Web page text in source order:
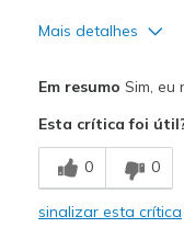
Mais detalhes
Comfortable
Good stability
Em resumo Sim, eu
Esta crítica foi
0 0
sinalizar esta crítica